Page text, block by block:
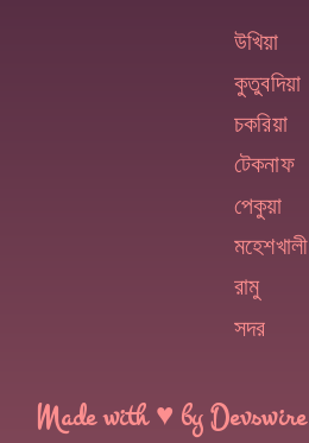
উখিয়া
কুতুবদিয়া
চকরিয়া
টেকনাফ
পেকুয়া
মহেশখালী
রামু
সদর
Made with ♥ by Devswire